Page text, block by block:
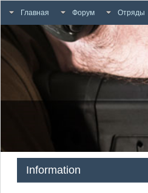
Главная Форум Отряды
Information